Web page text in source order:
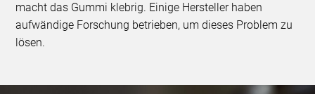
macht das Gummi klebrig. Einige Hersteller haben
aufwändige Forschung betrieben, um dieses Problem zu
lösen.